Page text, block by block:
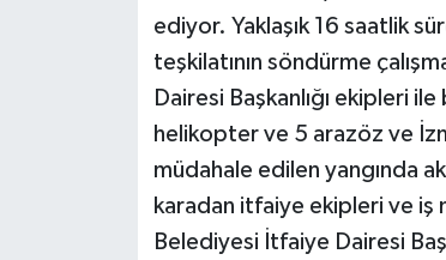
ediyor. Yaklaşık 16 saatlik
teşkilatının söndürme
Dairesi Başkanlığı ekipleri
helikopter ve 5 arazöz ve
müdahale edilen yangında
karadan itfaiye ekipleri ve iş
Belediyesi İtfaiye Dairesi